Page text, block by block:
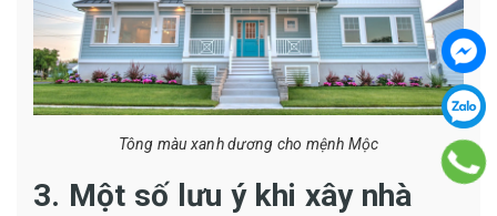
Tông màu xanh dương cho mệnh Mộc
3. Một số lưu ý khi xây nhà